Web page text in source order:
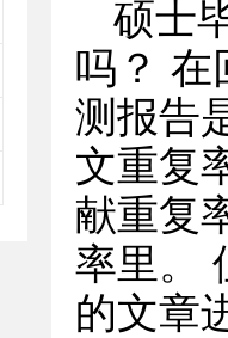
硕士
吗？ 在
测报告
文重复
献重复
率里。
的文章